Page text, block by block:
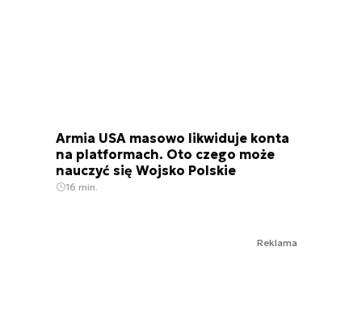
Armia USA masowo likwiduje konta
na platformach. Oto czego może
nauczyć się Wojsko Polskie
16 min.
Reklama